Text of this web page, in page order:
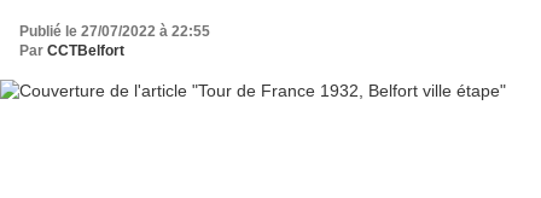
Publié le 27/07/2022 à 22:55
Par CCTBelfort